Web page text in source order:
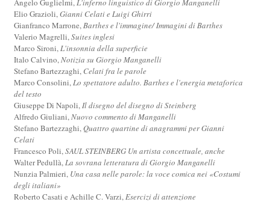
Angelo Guglielmi,L'inferno linguistico di Giorgio Manganelli
Elio Grazioli,Gianni Celati e Luigi Ghirri
Gianfranco Marrone,Barthes e l'immagine/ Immagini di Barthes
Valerio Magrelli,Suites inglesi
Marco Sironi,L'insonnia della superficie
Italo Calvino,Notizia su Giorgio Manganelli
Stefano Bartezzaghi, Celati fra le parole
Marco Consolini,Lo spettatore adulto. Barthes e l'energia metaforica
del testo
Giuseppe Di Napoli,Il disegno del disegno di Steinberg
Alfredo Giuliani,Nuovo commento di Manganelli
Stefano Bartezzaghi,Quattro quartine di anagrammi per Gianni
Celati
Francesco Poli,SAUL STEINBERG Un artista concettuale, anche
Walter Pedullà,La sovrana letteratura di Giorgio Manganelli
Nunzia Palmieri, Una casa nelle parole: la voce comica nei «Costumi
degli italiani»
Roberto Casati e Achille C. Varzi,Esercizi di attenzione